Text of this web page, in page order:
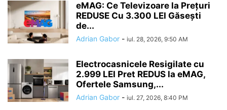
eMAG: Ce Televizoare la Prețuri
REDUSE Cu 3.300 LEI Găsești
de...
Adrian Gabor - iul. 28, 2026, 9:50 AM
Electrocasnicele Resigilate cu
2.999 LEI Pret REDUS la eMAG,
Ofertele Samsung,...
Adrian Gabor - iul. 27, 2026, 8:40 PM